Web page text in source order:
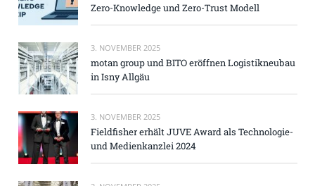
Zero-Knowledge und Zero-Trust Modell
3. NOVEMBER 2025
motan group und BITO eröffnen Logistikneubau
in Isny Allgäu
3. NOVEMBER 2025
Fieldfisher erhält JUVE Award als Technologie-
und Medienkanzlei 2024